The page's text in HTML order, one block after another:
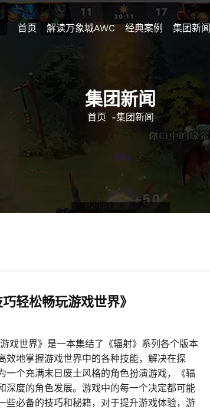
首页 解读万象城AWC 经典案例 集团新闻
集团新闻
首页 -集团新闻
轻松畅玩游戏世界》
戏世界》是一本集结了《辐射》系列各个版本
效地掌握游戏世界中的各种技能，解决在探
一个充满末日废土风格的角色扮演游戏，《辐
深度的角色发展。游戏中的每一个决定都可能
些必备的技巧和秘籍，对于提升游戏体验，游